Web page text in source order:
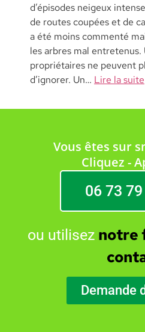
d’épisodes neigeux
de routes coupées et de
a été moins commenté
les arbres mal entretenus.
propriétaires ne peuvent
d’ignorer. Un… Lire la suite
Vous êtes sur
Cliquez -
06 73
ou utilisez notre
Demande